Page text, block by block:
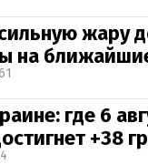
жару
на
где 6
+38